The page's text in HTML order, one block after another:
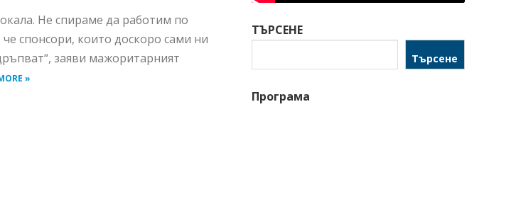
Не спираме да работим по
спонсори, които доскоро сами ни
заяви мажоритарният
»
ТЪРСЕНЕ
Търсене
Програма